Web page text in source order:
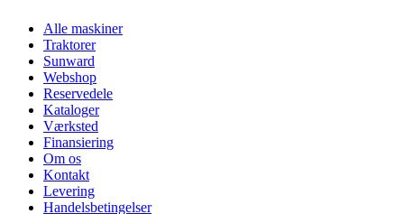
Alle maskiner
Traktorer
Sunward
Webshop
Reservedele
Kataloger
Værksted
Finansiering
Om os
Kontakt
Levering
Handelsbetingelser